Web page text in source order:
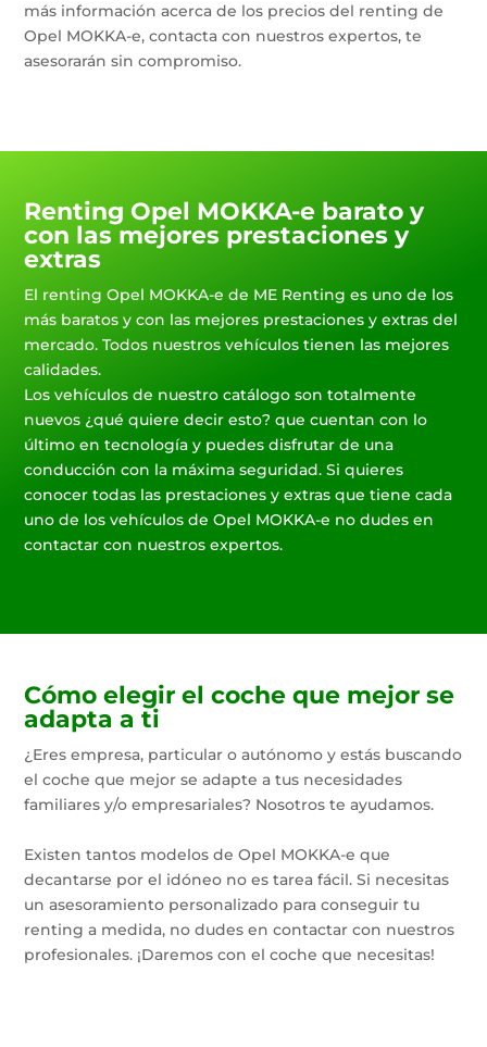
más información acerca de los precios del renting de
Opel MOKKA-e, contacta con nuestros expertos, te
asesorarán sin compromiso.
Renting Opel MOKKA-e barato y
con las mejores prestaciones y
extras
El renting Opel MOKKA-e de ME Renting es uno de los
más baratos y con las mejores prestaciones y extras del
mercado. Todos nuestros vehículos tienen las mejores
calidades.
Los vehículos de nuestro catálogo son totalmente
nuevos ¿qué quiere decir esto? que cuentan con lo
último en tecnología y puedes disfrutar de una
conducción con la máxima seguridad. Si quieres
conocer todas las prestaciones y extras que tiene cada
uno de los vehículos de Opel MOKKA-e no dudes en
contactar con nuestros expertos.
Cómo elegir el coche que mejor se
adapta a ti
¿Eres empresa, particular o autónomo y estás buscando
el coche que mejor se adapte a tus necesidades
familiares y/o empresariales? Nosotros te ayudamos.
Existen tantos modelos de Opel MOKKA-e que
decantarse por el idóneo no es tarea fácil. Si necesitas
un asesoramiento personalizado para conseguir tu
renting a medida, no dudes en contactar con nuestros
profesionales. ¡Daremos con el coche que necesitas!